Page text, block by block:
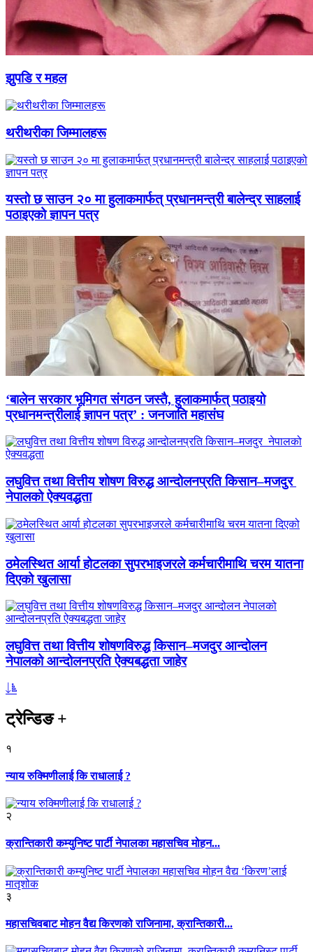
झुपडि र महल
थरीथरीका जिम्मालहरू
यस्तो छ साउन २० मा हुलाकमार्फत् प्रधानमन्त्री बालेन्द्र साहलाई
पठाइएको ज्ञापन पत्र
‘बालेन सरकार भूमिगत संगठन जस्तै, हुलाकमार्फत् पठाइयो
प्रधानमन्त्रीलाई ज्ञापन पत्र’ : जनजाति महासंघ
लघुवित्त तथा वित्तीय शोषण विरुद्ध आन्दोलनप्रति किसान–मजदुर
नेपालको ऐक्यवद्धता
ठमेलस्थित आर्या होटलका सुपरभाइजरले कर्मचारीमाथि चरम यातना
दिएको खुलासा
लघुवित्त तथा वित्तीय शोषणविरुद्ध किसान–मजदुर आन्दोलन
नेपालको आन्दोलनप्रति ऐक्यबद्धता जाहेर
ट्रेन्डिङ+
१
न्याय रुक्मिणीलाई कि राधालाई ?
२
क्रान्तिकारी कम्युनिष्ट पार्टी नेपालका महासचिव मोहन...
३
महासचिवबाट मोहन वैद्य किरणको राजिनामा, क्रान्तिकारी...